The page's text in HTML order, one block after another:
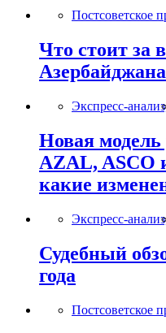
Постсоветское
Что стоит
Экспресс-
Новая
AZAL, ASCO
какие
Экспресс-
Судебный
года
Постсоветское